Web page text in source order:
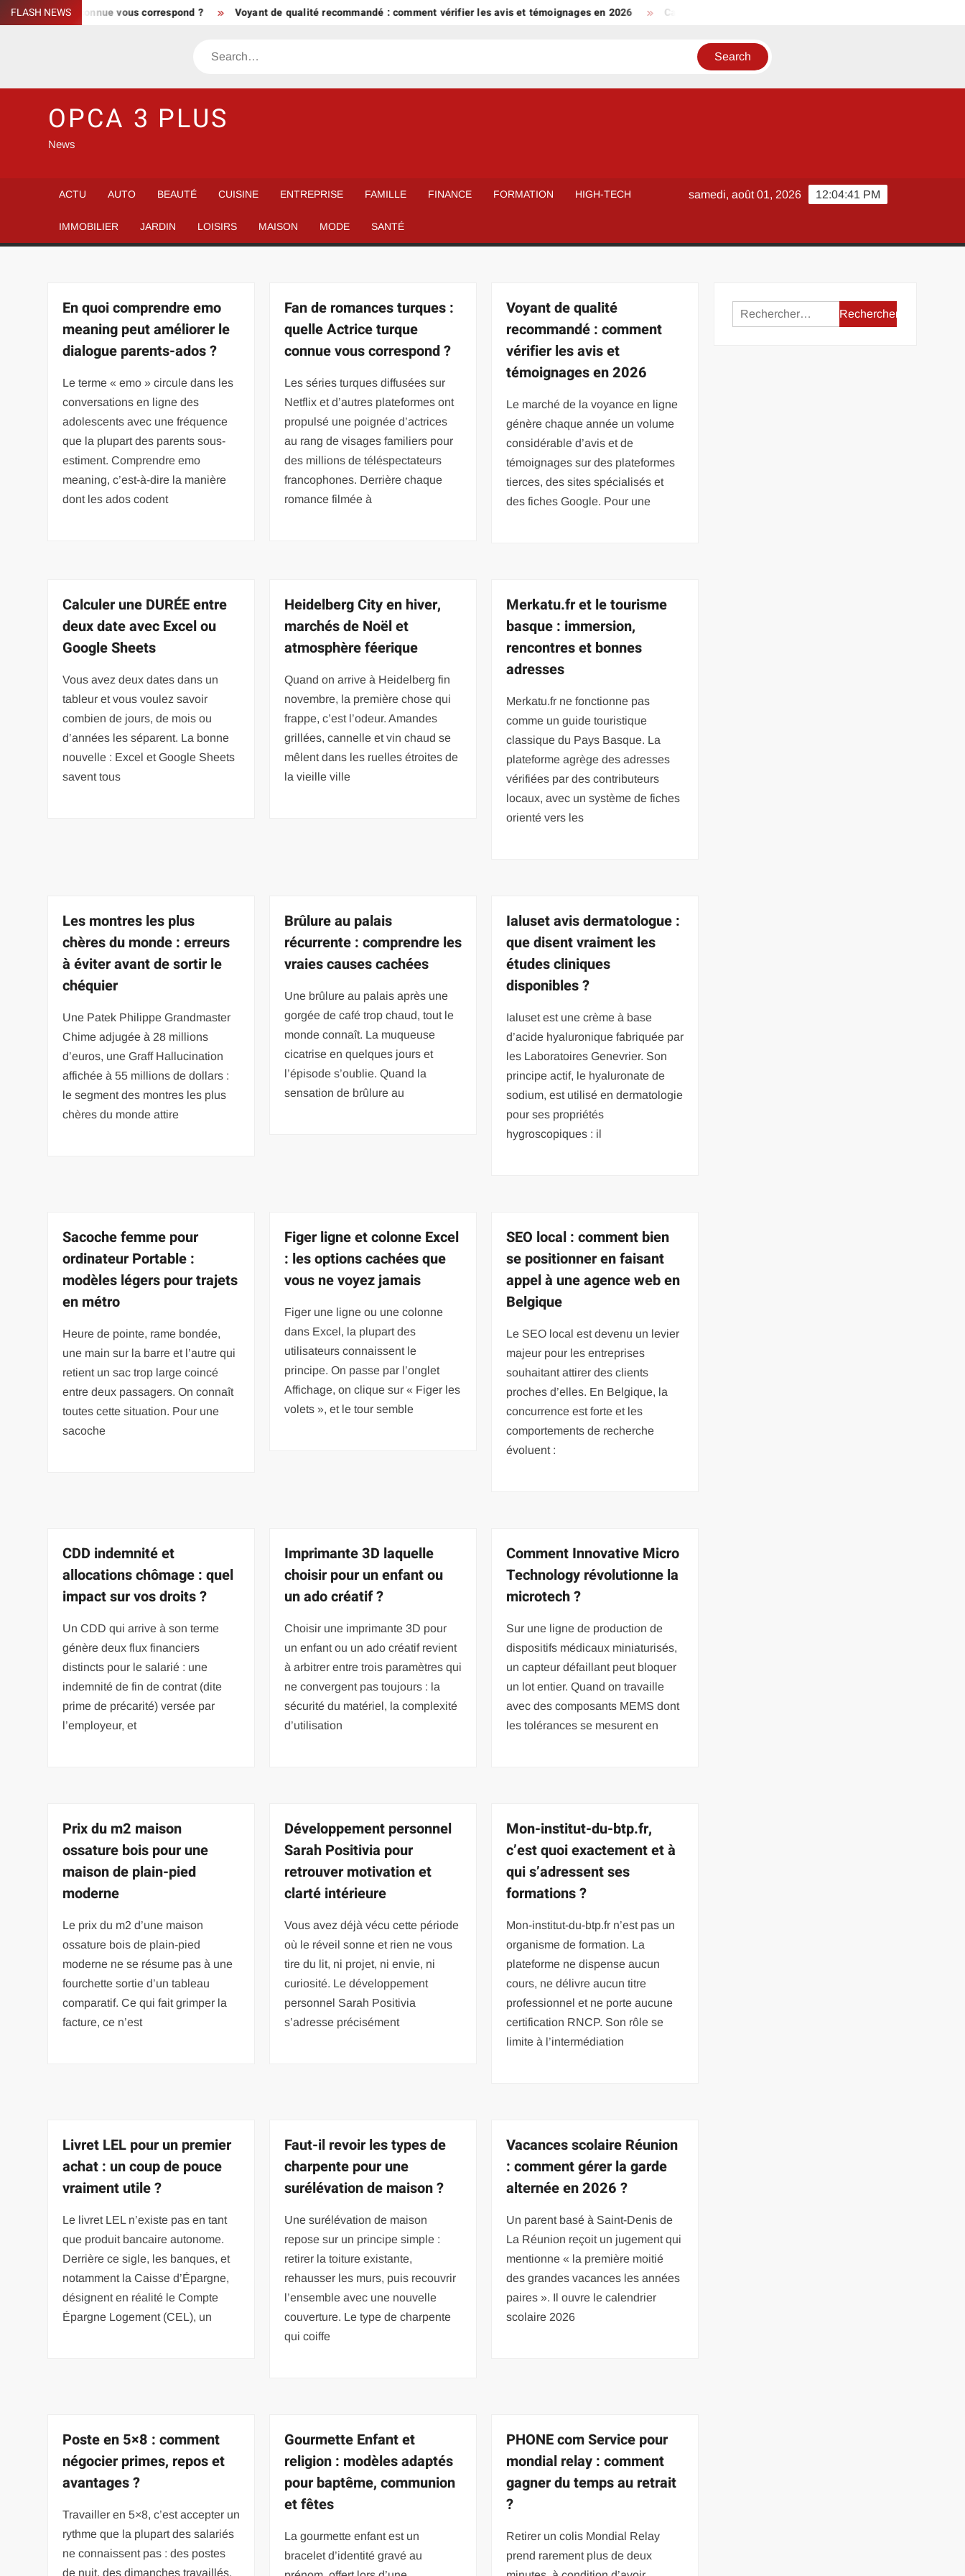
Skip
to
FLASH NEWS
connue vous correspond ? Voyant de qualité recommandé : comment vérifier les avis et témoignages en 2026 Calculer une DURÉE entre deux date avec Excel ou Google Sheets
Search
OPCA 3 PLUS
News
ACTU AUTO BEAUTÉ CUISINE ENTREPRISE FAMILLE FINANCE FORMATION HIGH-TECH
IMMOBILIER JARDIN LOISIRS MAISON MODE SANTÉ
12:04:42 PM
samedi, août 01, 2026
En quoi comprendre emo
meaning peut améliorer le
dialogue parents-ados ?
Le terme « emo » circule dans les
conversations en ligne des
adolescents avec une fréquence
que la plupart des parents sous-
estiment. Comprendre emo
meaning, c’est-à-dire la manière
dont les ados codent
Fan de romances turques :
quelle Actrice turque
connue vous correspond ?
Les séries turques diffusées sur
Netflix et d’autres plateformes ont
propulsé une poignée d’actrices
au rang de visages familiers pour
des millions de téléspectateurs
francophones. Derrière chaque
romance filmée à
Voyant de qualité
recommandé : comment
vérifier les avis et
témoignages en 2026
Le marché de la voyance en ligne
génère chaque année un volume
considérable d’avis et de
témoignages sur des plateformes
tierces, des sites spécialisés et
des fiches Google. Pour une
Calculer une DURÉE entre
deux date avec Excel ou
Google Sheets
Vous avez deux dates dans un
tableur et vous voulez savoir
combien de jours, de mois ou
d’années les séparent. La bonne
nouvelle : Excel et Google Sheets
savent tous
Heidelberg City en hiver,
marchés de Noël et
atmosphère féerique
Quand on arrive à Heidelberg fin
novembre, la première chose qui
frappe, c’est l’odeur. Amandes
grillées, cannelle et vin chaud se
mêlent dans les ruelles étroites de
la vieille ville
Merkatu.fr et le tourisme
basque : immersion,
rencontres et bonnes
adresses
Merkatu.fr ne fonctionne pas
comme un guide touristique
classique du Pays Basque. La
plateforme agrège des adresses
vérifiées par des contributeurs
locaux, avec un système de fiches
orienté vers les
Les montres les plus
chères du monde : erreurs
à éviter avant de sortir le
chéquier
Une Patek Philippe Grandmaster
Chime adjugée à 28 millions
d’euros, une Graff Hallucination
affichée à 55 millions de dollars :
le segment des montres les plus
chères du monde attire
Brûlure au palais
récurrente : comprendre les
vraies causes cachées
Une brûlure au palais après une
gorgée de café trop chaud, tout le
monde connaît. La muqueuse
cicatrise en quelques jours et
l’épisode s’oublie. Quand la
sensation de brûlure au
Ialuset avis dermatologue :
que disent vraiment les
études cliniques
disponibles ?
Ialuset est une crème à base
d’acide hyaluronique fabriquée par
les Laboratoires Genevrier. Son
principe actif, le hyaluronate de
sodium, est utilisé en dermatologie
pour ses propriétés
hygroscopiques : il
Sacoche femme pour
ordinateur Portable :
modèles légers pour trajets
en métro
Heure de pointe, rame bondée,
une main sur la barre et l’autre qui
retient un sac trop large coincé
entre deux passagers. On connaît
toutes cette situation. Pour une
sacoche
Figer ligne et colonne Excel
: les options cachées que
vous ne voyez jamais
Figer une ligne ou une colonne
dans Excel, la plupart des
utilisateurs connaissent le
principe. On passe par l’onglet
Affichage, on clique sur « Figer les
volets », et le tour semble
SEO local : comment bien
se positionner en faisant
appel à une agence web en
Belgique
Le SEO local est devenu un levier
majeur pour les entreprises
souhaitant attirer des clients
proches d’elles. En Belgique, la
concurrence est forte et les
comportements de recherche
évoluent :
CDD indemnité et
allocations chômage : quel
impact sur vos droits ?
Un CDD qui arrive à son terme
génère deux flux financiers
distincts pour le salarié : une
indemnité de fin de contrat (dite
prime de précarité) versée par
l’employeur, et
Imprimante 3D laquelle
choisir pour un enfant ou
un ado créatif ?
Choisir une imprimante 3D pour
un enfant ou un ado créatif revient
à arbitrer entre trois paramètres qui
ne convergent pas toujours : la
sécurité du matériel, la complexité
d’utilisation
Comment Innovative Micro
Technology révolutionne la
microtech ?
Sur une ligne de production de
dispositifs médicaux miniaturisés,
un capteur défaillant peut bloquer
un lot entier. Quand on travaille
avec des composants MEMS dont
les tolérances se mesurent en
Prix du m2 maison
ossature bois pour une
maison de plain-pied
moderne
Le prix du m2 d’une maison
ossature bois de plain-pied
moderne ne se résume pas à une
fourchette sortie d’un tableau
comparatif. Ce qui fait grimper la
facture, ce n’est
Développement personnel
Sarah Positivia pour
retrouver motivation et
clarté intérieure
Vous avez déjà vécu cette période
où le réveil sonne et rien ne vous
tire du lit, ni projet, ni envie, ni
curiosité. Le développement
personnel Sarah Positivia
s’adresse précisément
Mon-institut-du-btp.fr,
c’est quoi exactement et à
qui s’adressent ses
formations ?
Mon-institut-du-btp.fr n’est pas un
organisme de formation. La
plateforme ne dispense aucun
cours, ne délivre aucun titre
professionnel et ne porte aucune
certification RNCP. Son rôle se
limite à l’intermédiation
Livret LEL pour un premier
achat : un coup de pouce
vraiment utile ?
Le livret LEL n’existe pas en tant
que produit bancaire autonome.
Derrière ce sigle, les banques, et
notamment la Caisse d’Épargne,
désignent en réalité le Compte
Épargne Logement (CEL), un
Faut-il revoir les types de
charpente pour une
surélévation de maison ?
Une surélévation de maison
repose sur un principe simple :
retirer la toiture existante,
rehausser les murs, puis recouvrir
l’ensemble avec une nouvelle
couverture. Le type de charpente
qui coiffe
Vacances scolaire Réunion
: comment gérer la garde
alternée en 2026 ?
Un parent basé à Saint-Denis de
La Réunion reçoit un jugement qui
mentionne « la première moitié
des grandes vacances les années
paires ». Il ouvre le calendrier
scolaire 2026
Poste en 5×8 : comment
négocier primes, repos et
avantages ?
Travailler en 5×8, c’est accepter un
rythme que la plupart des salariés
ne connaissent pas : des postes
de nuit, des dimanches travaillés,
Gourmette Enfant et
religion : modèles adaptés
pour baptême, communion
et fêtes
La gourmette enfant est un
bracelet d’identité gravé au
PHONE com Service pour
mondial relay : comment
gagner du temps au retrait
?
Retirer un colis Mondial Relay
prend rarement plus de deux
Rechercher :